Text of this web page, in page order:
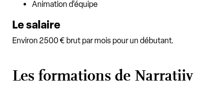
Animation d’équipe
Le salaire
Environ 2500 € brut par mois pour un débutant.
Les formations de Narratiiv